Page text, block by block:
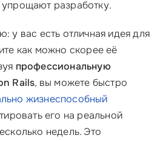
разработку.
у вас есть отличная идея для
как можно скорее её
профессиональную
Rails, вы можете быстро
жизнеспособный
его на реальной
недель. Это